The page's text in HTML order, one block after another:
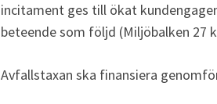
incitament ges till ökat
beteende som följd (Miljöbalken 27
Avfallstaxan ska finansiera